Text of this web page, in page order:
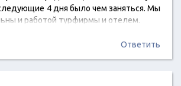
4 дня было чем заняться. Мы
и работой турфирмы и отелем.
Ответить